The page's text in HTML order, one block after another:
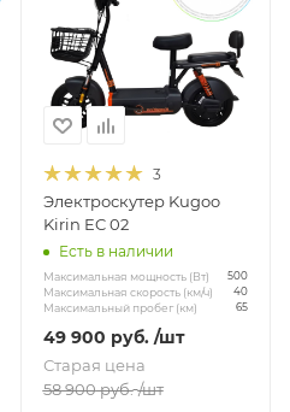
3
Электроскутер Kugoo
Kirin EC 02
Есть в наличии
Максимальная мощность (Вт) 500
Максимальная скорость (км/ч) 40
Максимальный пробег (км) 65
49 900 руб. /шт
Старая цена
58 900руб. /шт